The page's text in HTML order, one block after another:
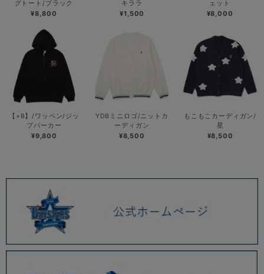
グトート/ブラック
¥8,800
キララ
¥1,500
ェット
¥8,000
【+B】/ワッペン/ジッ
プパーカー
¥9,800
YDBミニロゴ/ニットカ
ーディガン
¥8,500
もこもこカーディガン/
星
¥8,500